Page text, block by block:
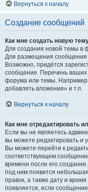
Вернуться к началу
Создание сообщений
Как мне создать новую
Для создания новой темы в
Для размещения сообщения
Возможно, придётся
сообщение. Перечень ваших
форума или темы.
добавлять вложения» и т.п.
Вернуться к началу
Как мне отредактировать
Если вы не являетесь
вы можете редактировать и
Вы можете перейти к
соответствующем
времени после его
под ним появится
правок, а также дату и
появляется, если